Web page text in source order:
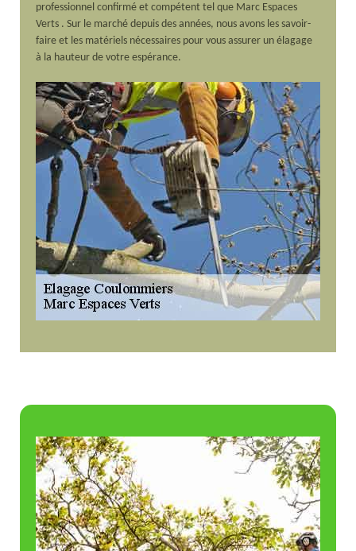
professionnel confirmé et compétent tel que Marc Espaces
Verts . Sur le marché depuis des années, nous avons les savoir-
faire et les matériels nécessaires pour vous assurer un élagage
à la hauteur de votre espérance.